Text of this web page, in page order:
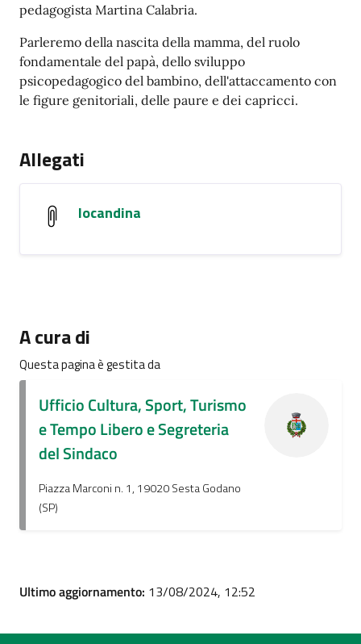
pedagogista Martina Calabria.
Parleremo della nascita della mamma, del ruolo
fondamentale del papà, dello sviluppo
psicopedagogico del bambino, dell'attaccamento con
le figure genitoriali, delle paure e dei capricci.
Allegati
locandina
A cura di
Questa pagina è gestita da
Ufficio Cultura, Sport, Turismo
e Tempo Libero e Segreteria
del Sindaco
Piazza Marconi n. 1, 19020 Sesta Godano
(SP)
Ultimo aggiornamento: 13/08/2024, 12:52